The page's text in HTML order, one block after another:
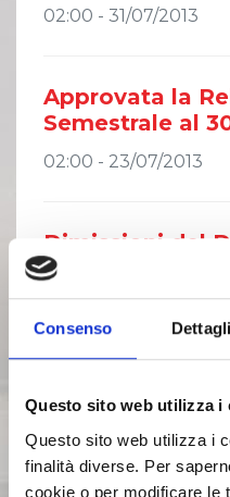
Consenso Dettagli
Questo sito web utilizza i
Questo sito web utilizza i
finalità diverse. Per
cookie o per modificare le
02:00 - 31/07/2013
Approvata la
Semestrale al
02:00 - 23/07/2013
Dimissioni del
dalla carica di